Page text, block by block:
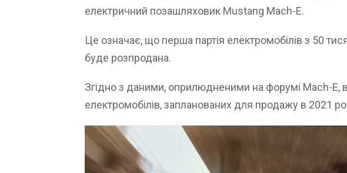
електричний позашляховик Mustang Mach-E.
Це означає, що перша партія електромобілів з 50
буде розпродана.
Згідно з даними, оприлюдненими на форумі Mach-E,
електромобілів, запланованих для продажу в 2021